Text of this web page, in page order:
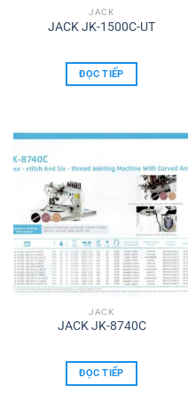
JACK
JACK JK-1500C-UT
ĐỌC TIẾP
JACK
JACK JK-8740C
ĐỌC TIẾP